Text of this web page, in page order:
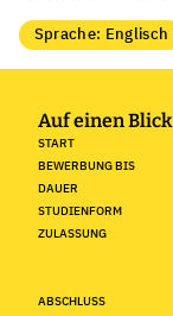
Sprache: Englisch
Auf einen Blick
START
BEWERBUNG BIS
DAUER
STUDIENFORM
ZULASSUNG
ABSCHLUSS